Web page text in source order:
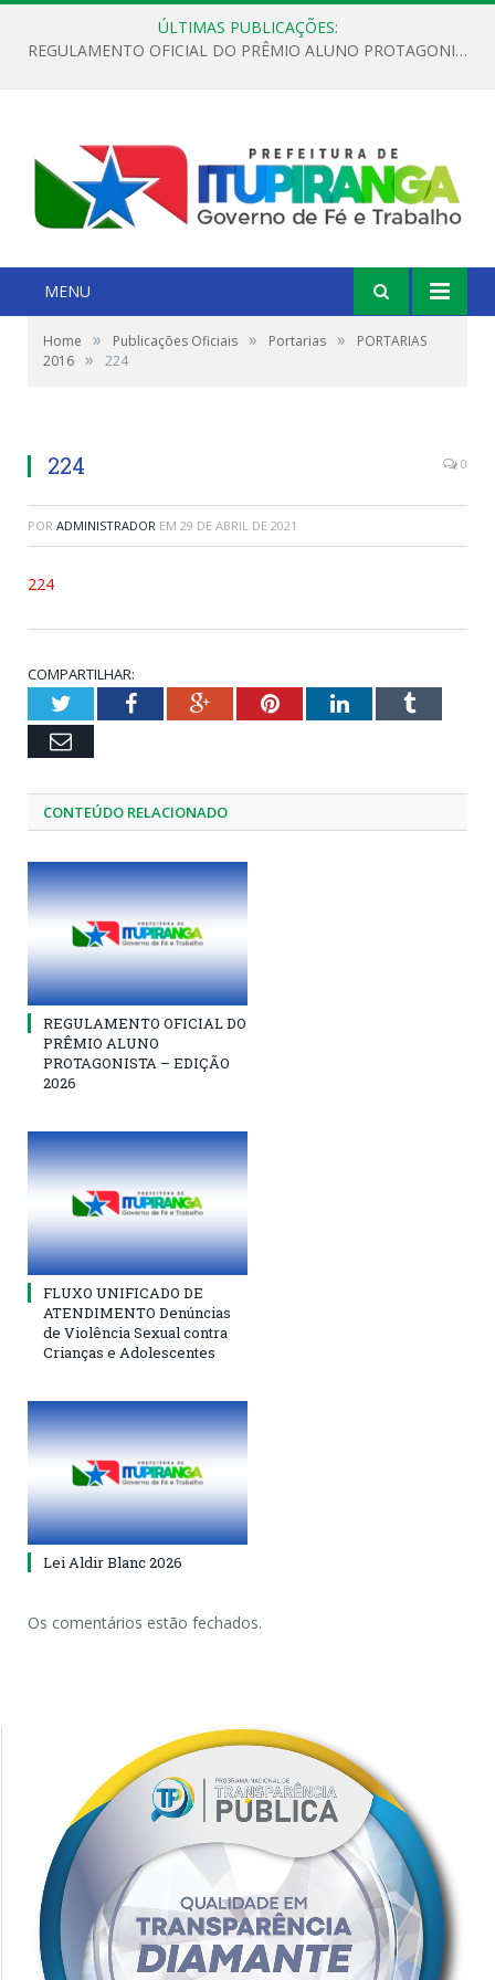
ÚLTIMAS PUBLICAÇÕES:
REGULAMENTO OFICIAL DO PRÊMIO ALUNO PROTAGONISTA – EDIÇÃO 2026
MENU
Home » Publicações Oficiais » Portarias »
PORTARIAS
2016 » 224
224 0
POR ADMINISTRADOR EM 29 DE ABRIL DE 2021
224
COMPARTILHAR:
TwitterFacebookGoogle+PinterestLinkedInTumblr
Email
CONTEÚDO RELACIONADO
REGULAMENTO OFICIAL DO
PRÊMIO ALUNO
PROTAGONISTA – EDIÇÃO
2026
FLUXO UNIFICADO DE
ATENDIMENTO Denúncias
de Violência Sexual contra
Crianças e Adolescentes
Lei Aldir Blanc 2026
Os comentários estão fechados.